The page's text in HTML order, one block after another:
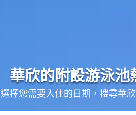
華欣的附設游泳池
選擇您需要入住的日期，搜尋華